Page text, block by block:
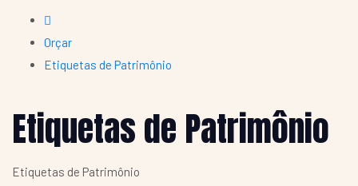
Orçar
Etiquetas de Patrimônio
Etiquetas de Patrimônio
Etiquetas de Patrimônio